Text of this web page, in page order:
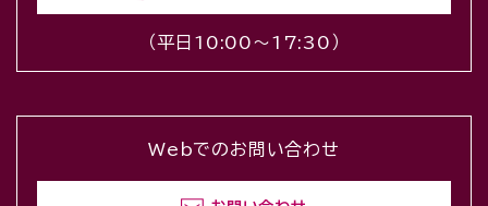
（平日10:00〜17:30）
Webでのお問い合わせ